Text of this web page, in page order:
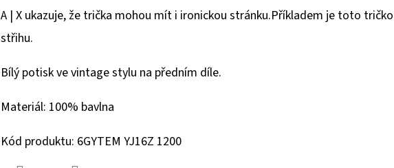
A | X ukazuje, že trička mohou mít i ironickou stránku.Příkladem je toto tričko
střihu.
Bílý potisk ve vintage stylu na předním díle.
Materiál: 100% bavlna
Kód produktu: 6GYTEM YJ16Z 1200